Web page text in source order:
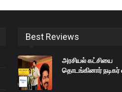
Best Reviews
அரசியல் கட்சியை
தொடங்கினார் நடிகர்